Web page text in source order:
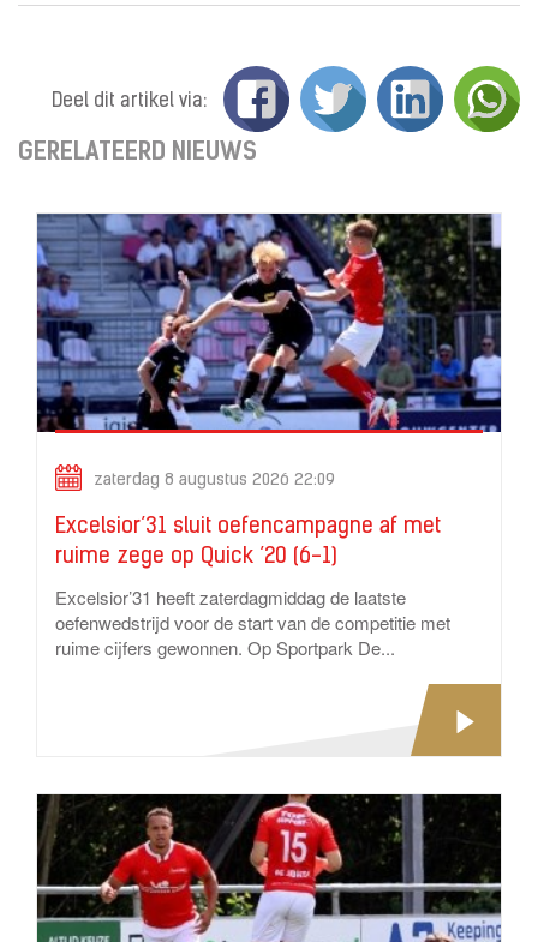
Deel dit artikel via:
GERELATEERD NIEUWS
zaterdag 8 augustus 2026 22:09
Excelsior’31 sluit oefencampagne af met
ruime zege op Quick ’20 (6-1)
Excelsior’31 heeft zaterdagmiddag de laatste
oefenwedstrijd voor de start van de competitie met
ruime cijfers gewonnen. Op Sportpark De...